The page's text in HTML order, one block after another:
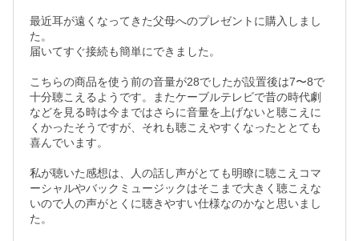
最近耳が遠くなってきた父母へのプレゼントに購入しまし
た。
届いてすぐ接続も簡単にできました。
こちらの商品を使う前の音量が28でしたが設置後は7〜8で
十分聴こえるようです。またケーブルテレビで昔の時代劇
などを見る時は今まではさらに音量を上げないと聴こえに
くかったそうですが、それも聴こえやすくなったととても
喜んでいます。
私が聴いた感想は、人の話し声がとても明瞭に聴こえコマ
ーシャルやバックミュージックはそこまで大きく聴こえな
いので人の声がとくに聴きやすい仕様なのかなと思いまし
た。